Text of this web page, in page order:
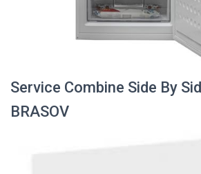
Service Combine Side By
BRASOV